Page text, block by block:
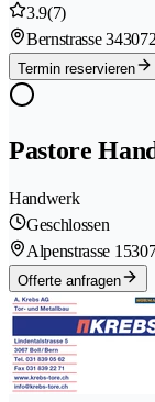
3.9(7)
Bernstrasse 34
Termin reservieren
Pastore
Handwerk
Geschlossen
Alpenstrasse 15
Offerte anfragen